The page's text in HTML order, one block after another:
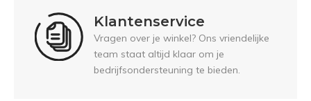
Klantenservice
Vragen over je winkel? Ons vriendelijke
team staat altijd klaar om je
bedrijfsondersteuning te bieden.